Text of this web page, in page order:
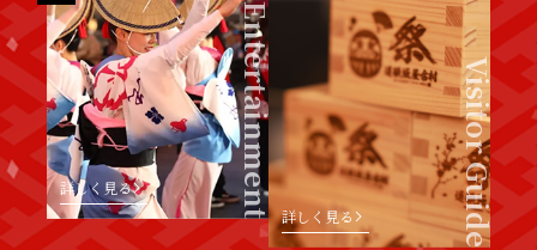
Entertainment
詳しく見る Visitor Guide
詳しく見る